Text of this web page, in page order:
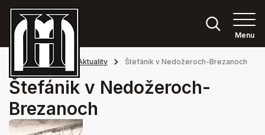
Menu
Hlavná stránka Aktuality Štefánik v Nedožeroch-Brezanoch
Štefánik v Nedožeroch-
Brezanoch